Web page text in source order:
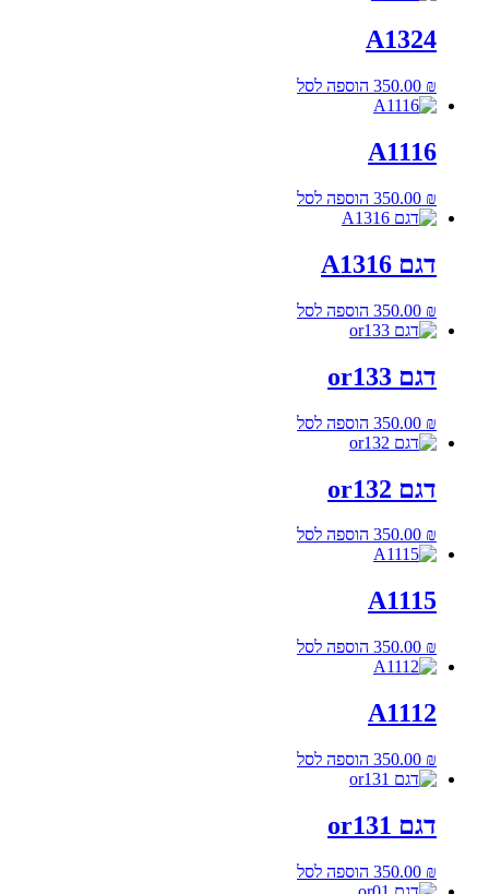
A1324
350.00 ₪ הוספה לסל
A1116
350.00 ₪ הוספה לסל
דגם A1316
350.00 ₪ הוספה לסל
דגם or133
350.00 ₪ הוספה לסל
דגם or132
350.00 ₪ הוספה לסל
A1115
350.00 ₪ הוספה לסל
A1112
350.00 ₪ הוספה לסל
דגם or131
350.00 ₪ הוספה לסל